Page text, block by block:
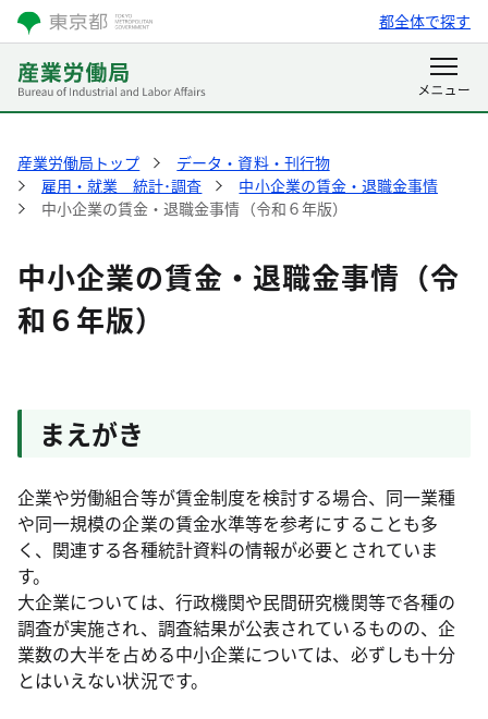
都全体で探す
産業労働局トップ
データ・資料・刊行物
雇用・就業 統計･調査
中小企業の賃金・退職金事情
中小企業の賃金・退職金事情（令和６年版）
中小企業の賃金・退職金事情（令
和６年版）
まえがき
企業や労働組合等が賃金制度を検討する場合、同一業種
や同一規模の企業の賃金水準等を参考にすることも多
く、関連する各種統計資料の情報が必要とされていま
す。
大企業については、行政機関や民間研究機関等で各種の
調査が実施され、調査結果が公表されているものの、企
業数の大半を占める中小企業については、必ずしも十分
とはいえない状況です。